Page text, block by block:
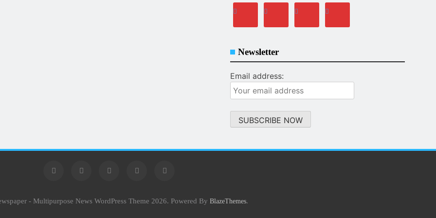
Newsletter
Email address:
- Multipurpose News WordPress Theme 2026. Powered By BlazeThemes.